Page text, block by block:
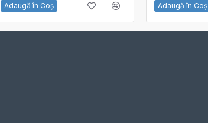
Adaugă în Coş Adaugă în Coş